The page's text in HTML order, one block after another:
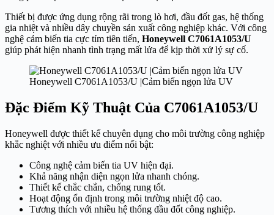
Thiết bị được ứng dụng rộng rãi trong lò hơi, đầu đốt gas, hệ thống
gia nhiệt và nhiều dây chuyền sản xuất công nghiệp khác. Với công
nghệ cảm biến tia cực tím tiên tiến, Honeywell C7061A1053/U
giúp phát hiện nhanh tình trạng mất lửa để kịp thời xử lý sự cố.
Honeywell C7061A1053/U |Cảm biến ngọn lửa UV
Đặc Điểm Kỹ Thuật Của C7061A1053/U
Honeywell được thiết kế chuyên dụng cho môi trường công nghiệp
khắc nghiệt với nhiều ưu điểm nổi bật:
Công nghệ cảm biến tia UV hiện đại.
Khả năng nhận diện ngọn lửa nhanh chóng.
Thiết kế chắc chắn, chống rung tốt.
Hoạt động ổn định trong môi trường nhiệt độ cao.
Tương thích với nhiều hệ thống đầu đốt công nghiệp.